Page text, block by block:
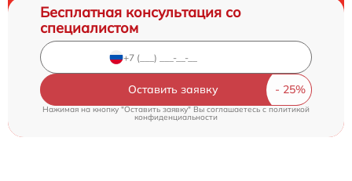
Бесплатная консультация со
специалистом
Оставить заявку
Нажимая на кнопку "Оставить заявку" Вы соглашаетесь c политикой
конфиденциальности